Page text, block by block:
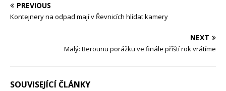
PREVIOUS
Kontejnery na odpad mají v Řevnicích hlídat kamery
NEXT
Malý: Berounu porážku ve finále příští rok vrátíme
SOUVISEJÍCÍ ČLÁNKY